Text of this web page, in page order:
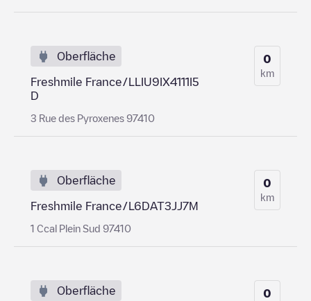
Oberfläche
Freshmile France/LLIU9IX4111I5
D
3 Rue des Pyroxenes 97410
0
km
Oberfläche
Freshmile France/L6DAT3JJ7M
1 Ccal Plein Sud 97410
0
km
Oberfläche 0